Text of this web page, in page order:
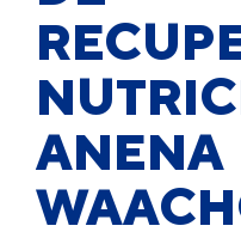
ANENA